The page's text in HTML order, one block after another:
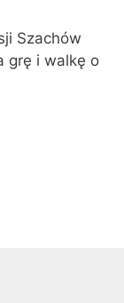
Szachów
grę i walkę o